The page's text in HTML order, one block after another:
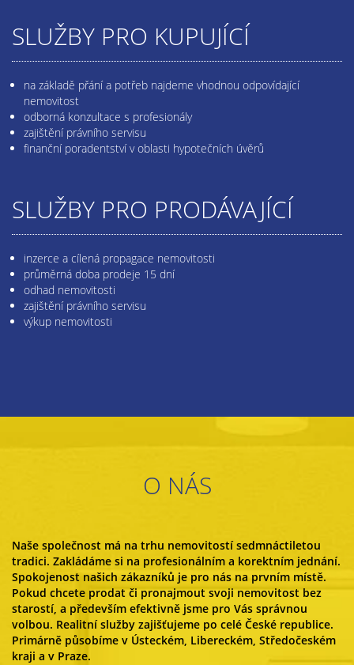
SLUŽBY PRO KUPUJÍCÍ
na základě přání a potřeb najdeme vhodnou odpovídající
nemovitost
odborná konzultace s profesionály
zajištění právního servisu
finanční poradentství v oblasti hypotečních úvěrů
SLUŽBY PRO PRODÁVAJÍCÍ
inzerce a cílená propagace nemovitosti
průměrná doba prodeje 15 dní
odhad nemovitosti
zajištění právního servisu
výkup nemovitosti
O NÁS
Naše společnost má na trhu nemovitostí sedmnáctiletou
tradici. Zakládáme si na profesionálním a korektním jednání.
Spokojenost našich zákazníků je pro nás na prvním místě.
Pokud chcete prodat či pronajmout svoji nemovitost bez
starostí, a především efektivně jsme pro Vás správnou
volbou. Realitní služby zajišťujeme po celé České republice.
Primárně působíme v Ústeckém, Libereckém, Středočeském
kraji a v Praze.